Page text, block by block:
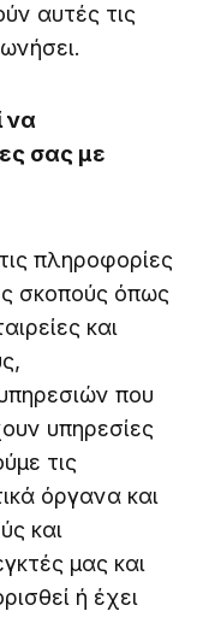
αυτές τις
να
σας με
πληροφορίες
σκοπούς όπως
και
που
υπηρεσίες
τις
όργανα και
και
μας και
ή έχει